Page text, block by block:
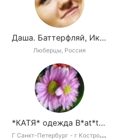
Даша. Баттерфляй, Икра, Даниелла
Люберцы, Россия
*КАТЯ* одежда B*at*terflei ,Luissante,лен,хлопок
Г
Санкт-Петербург - г Кострома